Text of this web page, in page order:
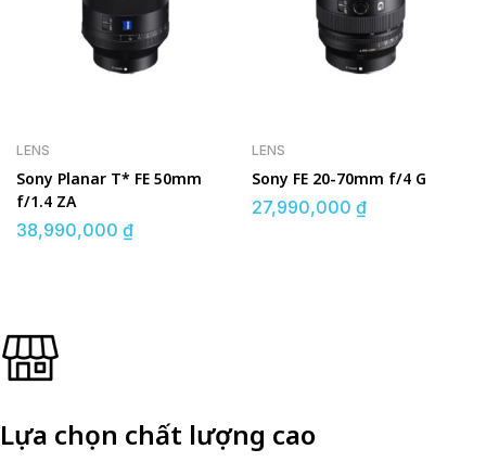
LENS
Sony Planar T* FE 50mm
f/1.4 ZA
38,990,000 ₫
LENS
Sony FE 20-70mm f/4 G
27,990,000 ₫
Lựa chọn chất lượng cao